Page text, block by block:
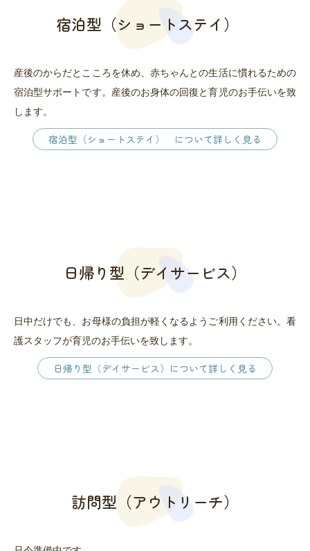
宿泊型（ショートステイ）
産後のからだとこころを休め、赤ちゃんとの生活に慣れるための
宿泊型サポートです。産後のお身体の回復と育児のお手伝いを致
します。
宿泊型（ショートステイ） について詳しく見る
日帰り型（デイサービス）
日中だけでも、お母様の負担が軽くなるようご利用ください。看
護スタッフが育児のお手伝いを致します。
日帰り型（デイサービス）について詳しく見る
訪問型（アウトリーチ）